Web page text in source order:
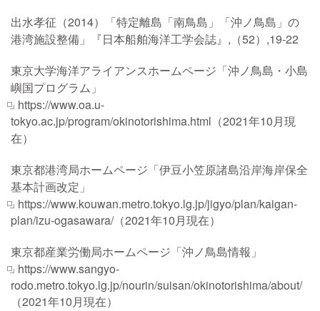
出水孝征（2014）「特定離島「南鳥島」「沖ノ鳥島」の
港湾施設整備」『日本船舶海洋工学会誌』,（52）,19-22
東京大学海洋アライアンスホームページ「沖ノ鳥島・小島
嶼国プログラム」
https://www.oa.u-
tokyo.ac.jp/program/okinotorishima.html （2021年10月現
在）
東京都港湾局ホームページ「伊豆小笠原諸島沿岸海岸保全
基本計画改定」
https://www.kouwan.metro.tokyo.lg.jp/jigyo/plan/kaigan-
plan/izu-ogasawara/（2021年10月現在）
東京都産業労働局ホームページ「沖ノ鳥島情報」
https://www.sangyo-
rodo.metro.tokyo.lg.jp/nourin/suisan/okinotorishima/about/
（2021年10月現在）